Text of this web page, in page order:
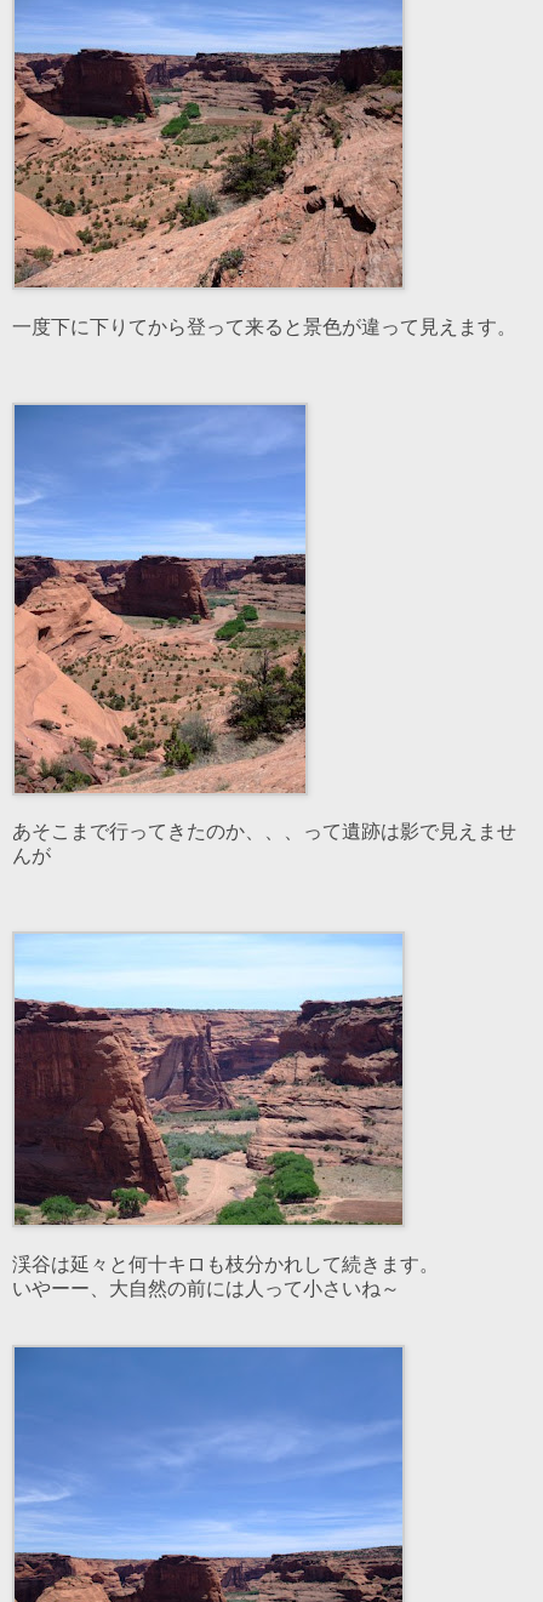
一度下に下りてから登って来ると景色が違って見えます。
あそこまで行ってきたのか、、、って遺跡は影で見えませ
んが
渓谷は延々と何十キロも枝分かれして続きます。
いやーー、大自然の前には人って小さいね～